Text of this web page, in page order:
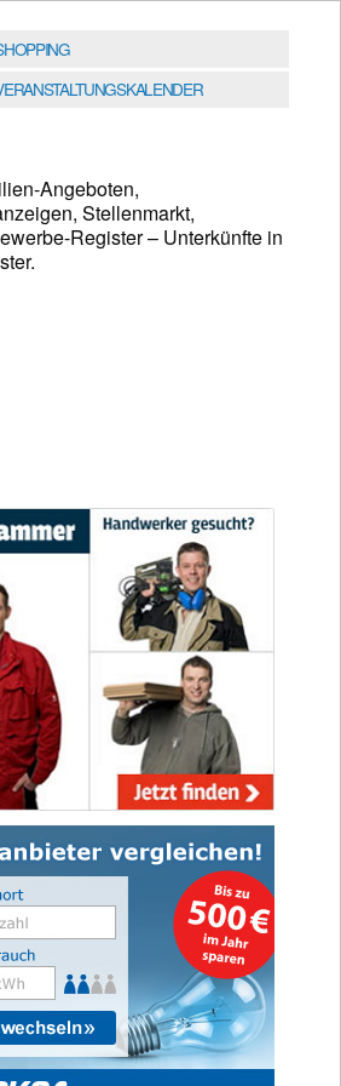
Angeboten,
Stellenmarkt,
Register – Unterkünfte in